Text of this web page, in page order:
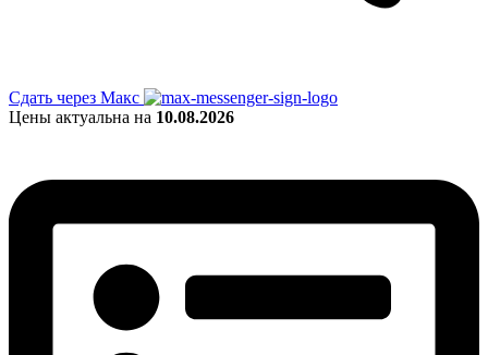
Сдать через Макс
Цены актуальна на 10.08.2026